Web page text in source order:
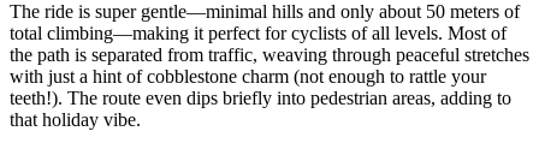
The ride is super gentle—minimal hills and only about 50 meters of
total climbing—making it perfect for cyclists of all levels. Most of
the path is separated from traffic, weaving through peaceful stretches
with just a hint of cobblestone charm (not enough to rattle your
teeth!). The route even dips briefly into pedestrian areas, adding to
that holiday vibe.